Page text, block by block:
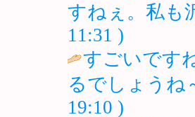
すねぇ。私も
11:31 )
すごいです
るでしょう
19:10 )